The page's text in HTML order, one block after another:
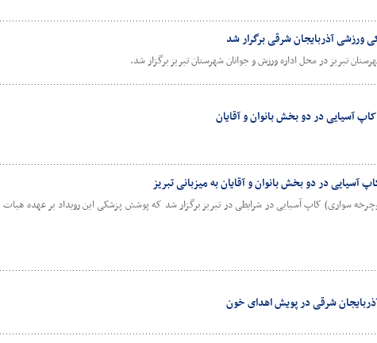
ورزشی آذربایجان شرقی برگرار شد
تبریز در محل اداره ورزش و جوانان شهرستان تبریز برگزار شد.
آسیایی در دو بخش بانوان و آقایان
در دو بخش بانوان و آقایان به میزبانی تبریز
سواری) کاپ آسیایی در شرایطی در تبریز برگزار شد که پوشش پزشکی این رویداد بر عهده هیات
شرقی در پویش اهدای خون